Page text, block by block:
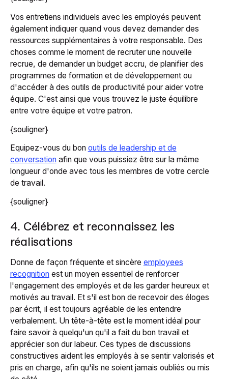
Vos entretiens individuels avec les employés peuvent
également indiquer quand vous devez demander des
ressources supplémentaires à votre responsable. Des
choses comme le moment de recruter une nouvelle
recrue, de demander un budget accru, de planifier des
programmes de formation et de développement ou
d'accéder à des outils de productivité pour aider votre
équipe. C'est ainsi que vous trouvez le juste équilibre
entre votre équipe et votre patron.
{souligner}
Equipez-vous du bon outils de leadership et de
conversation afin que vous puissiez être sur la même
longueur d'onde avec tous les membres de votre cercle
de travail.
{souligner}
4. Célébrez et reconnaissez les
réalisations
Donne de façon fréquente et sincère employees
recognition est un moyen essentiel de renforcer
l'engagement des employés et de les garder heureux et
motivés au travail. Et s'il est bon de recevoir des éloges
par écrit, il est toujours agréable de les entendre
verbalement. Un tête-à-tête est le moment idéal pour
faire savoir à quelqu'un qu'il a fait du bon travail et
apprécier son dur labeur. Ces types de discussions
constructives aident les employés à se sentir valorisés et
pris en charge, afin qu'ils ne soient jamais oubliés ou mis